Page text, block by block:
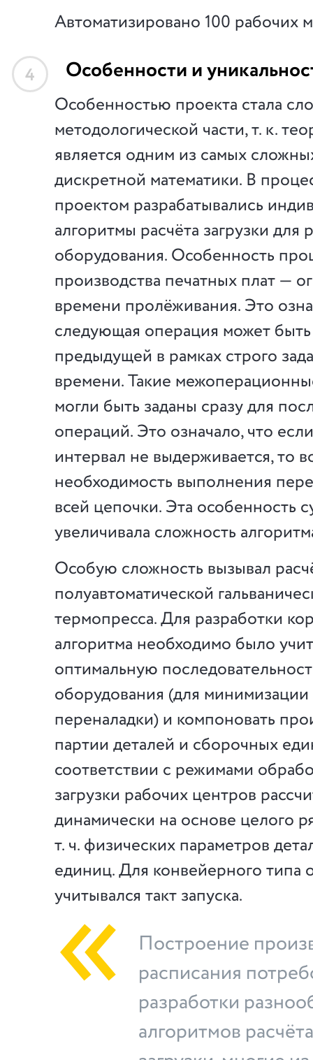
Автоматизировано 100 рабочих
4 Особенности и
Особенностью проекта стала
методологической части, т. к.
является одним из самых
дискретной математики. В
проектом разрабатывались
алгоритмы расчёта загрузки для
оборудования. Особенность
производства печатных плат —
времени пролёживания. Это
следующая операция может
предыдущей в рамках строго
времени. Такие
могли быть заданы сразу для
операций. Это означало, что
интервал не выдерживается, то
необходимость выполнения
всей цепочки. Эта особенность
увеличивала сложность
Особую сложность вызывал
полуавтоматической
термопресса. Для разработки
алгоритма необходимо было
оптимальную
оборудования (для
переналадки) и компоновать
партии деталей и сборочных
соответствии с режимами
загрузки рабочих центров
динамически на основе целого
т. ч. физических параметров
единиц. Для конвейерного типа
учитывался такт запуска.
Построение
расписания
разработки
алгоритмов